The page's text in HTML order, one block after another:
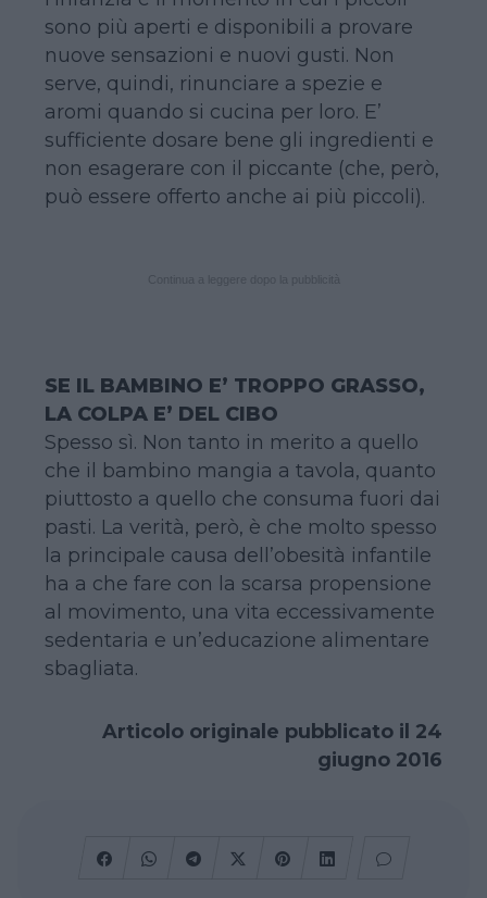
sono più aperti e disponibili a provare
nuove sensazioni e nuovi gusti. Non
serve, quindi, rinunciare a spezie e
aromi quando si cucina per loro. E’
sufficiente dosare bene gli ingredienti e
non esagerare con il piccante (che, però,
può essere offerto anche ai più piccoli).
SE IL BAMBINO E’ TROPPO GRASSO,
LA COLPA E’ DEL CIBO
Spesso sì. Non tanto in merito a quello
che il bambino mangia a tavola, quanto
piuttosto a quello che consuma fuori dai
pasti. La verità, però, è che molto spesso
la principale causa dell’obesità infantile
ha a che fare con la scarsa propensione
al movimento, una vita eccessivamente
sedentaria e un’educazione alimentare
sbagliata.
Articolo originale pubblicato il 24
giugno 2016